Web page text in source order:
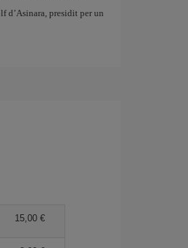
d’Asinara, presidit per un
15,00